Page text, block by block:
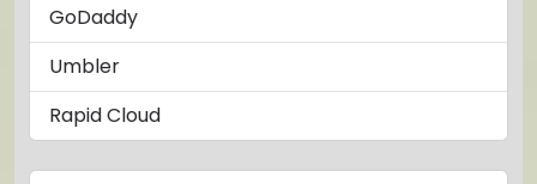
GoDaddy
Umbler
Rapid Cloud